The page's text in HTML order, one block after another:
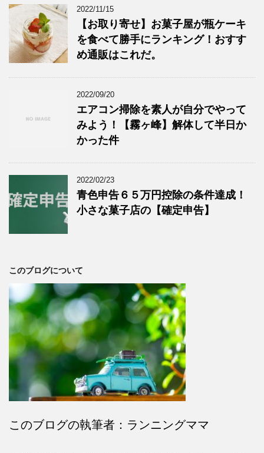
2022/11/15
【お取り寄せ】お菓子屋が瓶ケーキ
を食べて勝手にランキング！おすす
め通販はこれだ。
2022/09/20
エアコン掃除を素人が自分でやって
みよう！【霧ヶ峰】解体して半日か
かった件
2022/02/23
青色申告６５万円控除の条件達成！
小さな菓子店の【確定申告】
このブログについて
このブログの執筆者：ランニングママ